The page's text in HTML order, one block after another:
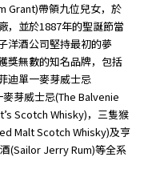
Grant)帶領九位兒女，於
，並於1887年的聖誕節當
洋酒公司堅持最初的夢
獎無數的知名品牌，包括
迪單一麥芽威士忌
芽威士忌(The Balvenie
Scotch Whisky)，三隻猴
Malt Scotch Whisky)及亨
(Sailor Jerry Rum)等全系